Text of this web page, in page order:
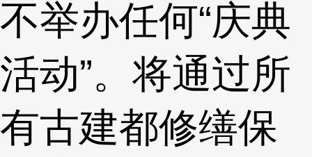
不举办任何“庆典
活动”。将通过所
有古建都修缮保